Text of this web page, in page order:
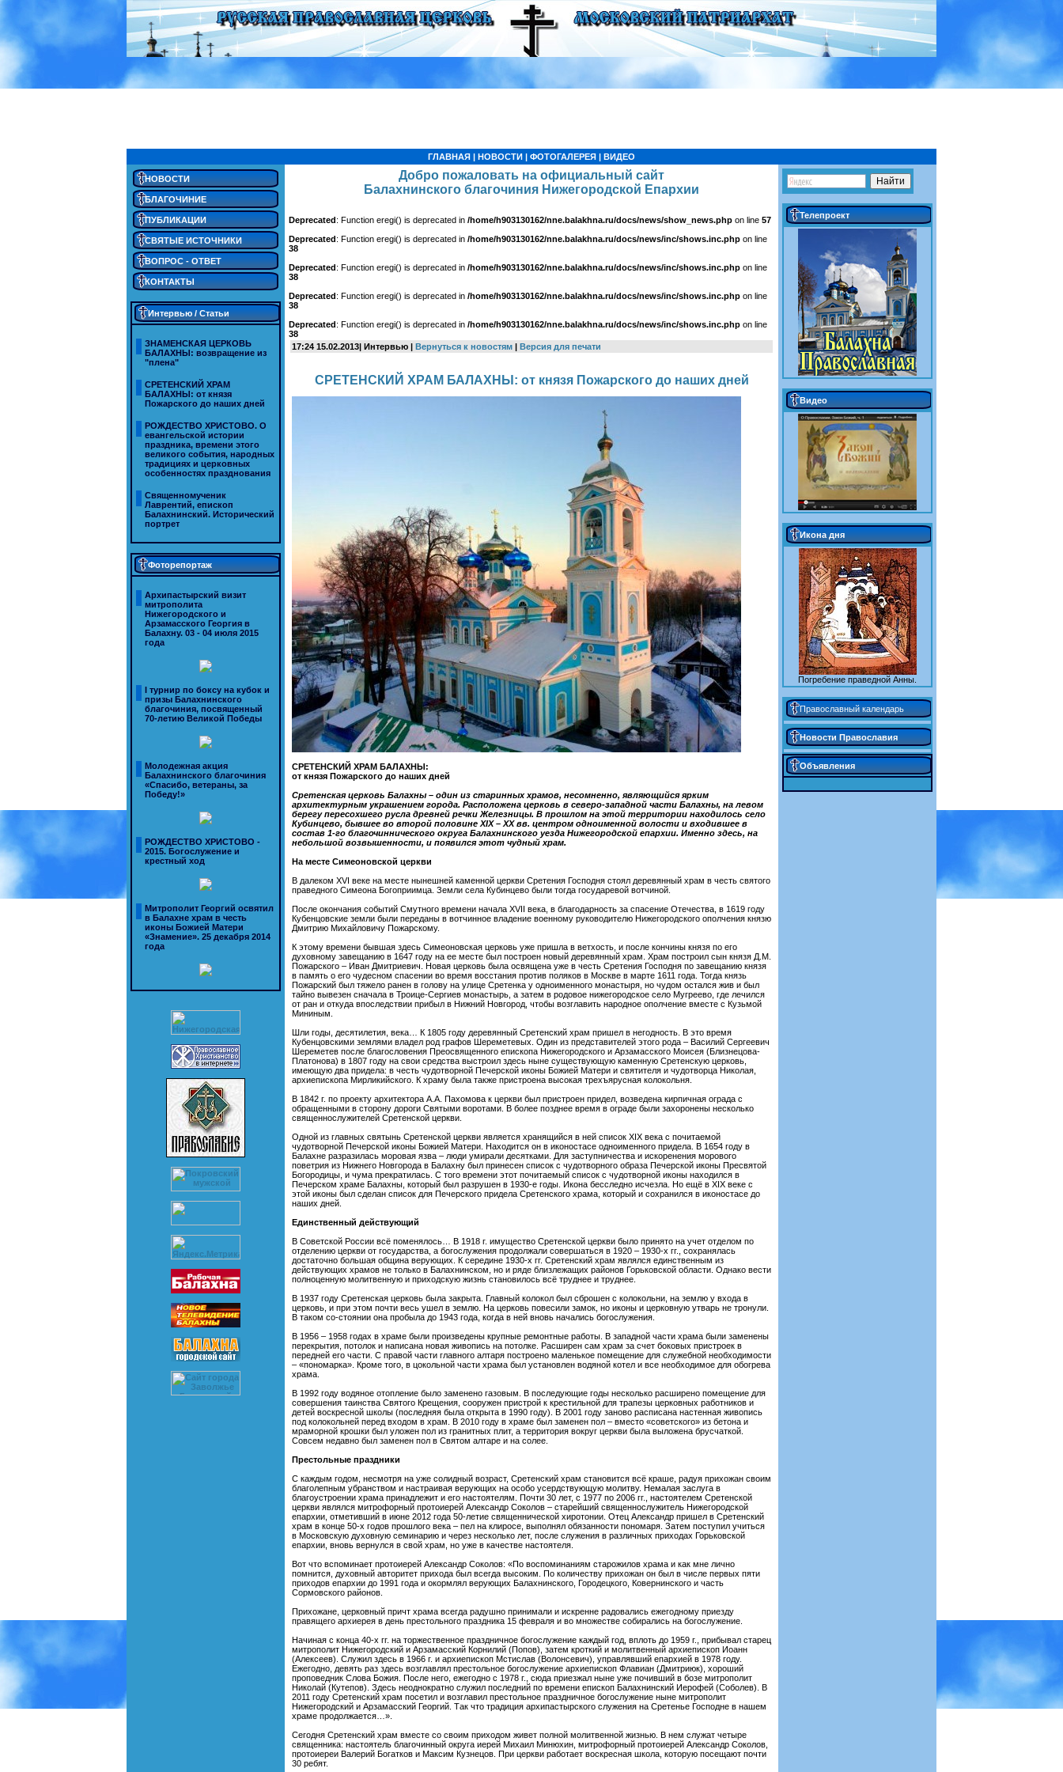
ГЛАВНАЯ | НОВОСТИ | ФОТОГАЛЕРЕЯ | ВИДЕО
НОВОСТИ
БЛАГОЧИНИЕ
ПУБЛИКАЦИИ
СВЯТЫЕ ИСТОЧНИКИ
ВОПРОС - ОТВЕТ
КОНТАКТЫ
Интервью / Статьи
ЗНАМЕНСКАЯ ЦЕРКОВЬ
БАЛАХНЫ: возвращение из
"плена"
СРЕТЕНСКИЙ ХРАМ
БАЛАХНЫ: от князя
Пожарского до наших дней
РОЖДЕСТВО ХРИСТОВО. О
евангельской истории
праздника, времени этого
великого события, народных
традициях и церковных
особенностях празднования
Священномученик
Лаврентий, епископ
Балахнинский. Исторический
портрет
Фоторепортаж
Архипастырский визит
митрополита
Нижегородского и
Арзамасского Георгия в
Балахну. 03 - 04 июля 2015
года
I турнир по боксу на кубок и
призы Балахнинского
благочиния, посвященный
70-летию Великой Победы
Молодежная акция
Балахнинского благочиния
«Спасибо, ветераны, за
Победу!»
РОЖДЕСТВО ХРИСТОВО -
2015. Богослужение и
крестный ход
Митрополит Георгий освятил
в Балахне храм в честь
иконы Божией Матери
«Знамение». 25 декабря 2014
года
Добро пожаловать на официальный сайт
Балахнинского благочиния Нижегородской Епархии
Deprecated: Function eregi() is deprecated in /home/h903130162/nne.balakhna.ru/docs/news/show_news.php on line 57
Deprecated: Function eregi() is deprecated in /home/h903130162/nne.balakhna.ru/docs/news/inc/shows.inc.php on line
38
Deprecated: Function eregi() is deprecated in /home/h903130162/nne.balakhna.ru/docs/news/inc/shows.inc.php on line
38
Deprecated: Function eregi() is deprecated in /home/h903130162/nne.balakhna.ru/docs/news/inc/shows.inc.php on line
38
Deprecated: Function eregi() is deprecated in /home/h903130162/nne.balakhna.ru/docs/news/inc/shows.inc.php on line
38
17:24 15.02.2013| Интервью | Вернуться к новостям | Версия для печати
СРЕТЕНСКИЙ ХРАМ БАЛАХНЫ: от князя Пожарского до наших дней
СРЕТЕНСКИЙ ХРАМ БАЛАХНЫ:
от князя Пожарского до наших дней
Сретенская церковь Балахны – один из старинных храмов, несомненно, являющийся ярким
архитектурным украшением города. Расположена церковь в северо-западной части Балахны, на левом
берегу пересохшего русла древней речки Железницы. В прошлом на этой территории находилось село
Кубинцево, бывшее во второй половине XIX – ХХ вв. центром одноименной волости и входившее в
состав 1-го благочиннического округа Балахнинского уезда Нижегородской епархии. Именно здесь, на
небольшой возвышенности, и появился этот чудный храм.
На месте Симеоновской церкви
В далеком XVI веке на месте нынешней каменной церкви Сретения Господня стоял деревянный храм в честь святого
праведного Симеона Богоприимца. Земли села Кубинцево были тогда государевой вотчиной.
После окончания событий Смутного времени начала XVII века, в благодарность за спасение Отечества, в 1619 году
Кубенцовские земли были переданы в вотчинное владение военному руководителю Нижегородского ополчения князю
Дмитрию Михайловичу Пожарскому.
К этому времени бывшая здесь Симеоновская церковь уже пришла в ветхость, и после кончины князя по его
духовному завещанию в 1647 году на ее месте был построен новый деревянный храм. Храм построил сын князя Д.М.
Пожарского – Иван Дмитриевич. Новая церковь была освящена уже в честь Сретения Господня по завещанию князя
в память о его чудесном спасении во время восстания против поляков в Москве в марте 1611 года. Тогда князь
Пожарский был тяжело ранен в голову на улице Сретенка у одноименного монастыря, но чудом остался жив и был
тайно вывезен сначала в Троице-Сергиев монастырь, а затем в родовое нижегородское село Мугреево, где лечился
от ран и откуда впоследствии прибыл в Нижний Новгород, чтобы возглавить народное ополчение вместе с Кузьмой
Мининым.
Шли годы, десятилетия, века… К 1805 году деревянный Сретенский храм пришел в негодность. В это время
Кубенцовскими землями владел род графов Шереметевых. Один из представителей этого рода – Василий Сергеевич
Шереметев после благословения Преосвященного епископа Нижегородского и Арзамасского Моисея (Близнецова-
Платонова) в 1807 году на свои средства выстроил здесь ныне существующую каменную Сретенскую церковь,
имеющую два придела: в честь чудотворной Печерской иконы Божией Матери и святителя и чудотворца Николая,
архиепископа Мирликийского. К храму была также пристроена высокая трехъярусная колокольня.
В 1842 г. по проекту архитектора А.А. Пахомова к церкви был пристроен придел, возведена кирпичная ограда с
обращенными в сторону дороги Святыми воротами. В более позднее время в ограде были захоронены несколько
священнослужителей Сретенской церкви.
Одной из главных святынь Сретенской церкви является хранящийся в ней список XIX века с почитаемой
чудотворной Печерской иконы Божией Матери. Находится он в иконостасе одноименного придела. В 1654 году в
Балахне разразилась моровая язва – люди умирали десятками. Для заступничества и искоренения морового
поветрия из Нижнего Новгорода в Балахну был принесен список с чудотворного образа Печерской иконы Пресвятой
Богородицы, и чума прекратилась. С того времени этот почитаемый список с чудотворной иконы находился в
Печерском храме Балахны, который был разрушен в 1930-е годы. Икона бесследно исчезла. Но ещё в XIX веке с
этой иконы был сделан список для Печерского придела Сретенского храма, который и сохранился в иконостасе до
наших дней.
Единственный действующий
В Советской России всё поменялось… В 1918 г. имущество Сретенской церкви было принято на учет отделом по
отделению церкви от государства, а богослужения продолжали совершаться в 1920 – 1930-х гг., сохранялась
достаточно большая община верующих. К середине 1930-х гг. Сретенский храм являлся единственным из
действующих храмов не только в Балахнинском, но и ряде близлежащих районов Горьковской области. Однако вести
полноценную молитвенную и приходскую жизнь становилось всё труднее и труднее.
В 1937 году Сретенская церковь была закрыта. Главный колокол был сброшен с колокольни, на землю у входа в
церковь, и при этом почти весь ушел в землю. На церковь повесили замок, но иконы и церковную утварь не тронули.
В таком со-стоянии она пробыла до 1943 года, когда в ней вновь начались богослужения.
В 1956 – 1958 годах в храме были произведены крупные ремонтные работы. В западной части храма были заменены
перекрытия, потолок и написана новая живопись на потолке. Расширен сам храм за счет боковых пристроек в
передней его части. С правой части главного алтаря построено маленькое помещение для служебной необходимости
– «пономарка». Кроме того, в цокольной части храма был установлен водяной котел и все необходимое для обогрева
храма.
В 1992 году водяное отопление было заменено газовым. В последующие годы несколько расширено помещение для
совершения таинства Святого Крещения, сооружен пристрой к крестильной для трапезы церковных работников и
детей воскресной школы (последняя была открыта в 1990 году). В 2001 году заново расписана настенная живопись
под колокольней перед входом в храм. В 2010 году в храме был заменен пол – вместо «советского» из бетона и
мраморной крошки был уложен пол из гранитных плит, а территория вокруг церкви была выложена брусчаткой.
Совсем недавно был заменен пол в Святом алтаре и на солее.
Престольные праздники
С каждым годом, несмотря на уже солидный возраст, Сретенский храм становится всё краше, радуя прихожан своим
благолепным убранством и настраивая верующих на особо усердствующую молитву. Немалая заслуга в
благоустроении храма принадлежит и его настоятелям. Почти 30 лет, с 1977 по 2006 гг., настоятелем Сретенской
церкви являлся митрофорный протоиерей Александр Соколов – старейший священнослужитель Нижегородской
епархии, отметивший в июне 2012 года 50-летие священнической хиротонии. Отец Александр пришел в Сретенский
храм в конце 50-х годов прошлого века – пел на клиросе, выполнял обязанности пономаря. Затем поступил учиться
в Московскую духовную семинарию и через несколько лет, после служения в различных приходах Горьковской
епархии, вновь вернулся в свой храм, но уже в качестве настоятеля.
Вот что вспоминает протоиерей Александр Соколов: «По воспоминаниям старожилов храма и как мне лично
помнится, духовный авторитет прихода был всегда высоким. По количеству прихожан он был в числе первых пяти
приходов епархии до 1991 года и окормлял верующих Балахнинского, Городецкого, Ковернинского и часть
Сормовского районов.
Прихожане, церковный причт храма всегда радушно принимали и искренне радовались ежегодному приезду
правящего архиерея в день престольного праздника 15 февраля и во множестве собирались на богослужение.
Начиная с конца 40-х гг. на торжественное праздничное богослужение каждый год, вплоть до 1959 г., прибывал старец
митрополит Нижегородский и Арзамасский Корнилий (Попов), затем кроткий и молитвенный архиепископ Иоанн
(Алексеев). Служил здесь в 1966 г. и архиепископ Мстислав (Волонсевич), управлявший епархией в 1978 году.
Ежегодно, девять раз здесь возглавлял престольное богослужение архиепископ Флавиан (Дмитриюк), хороший
проповедник Слова Божия. После него, ежегодно с 1978 г., сюда приезжал ныне уже почивший в бозе митрополит
Николай (Кутепов). Здесь неоднократно служил последний по времени епископ Балахнинский Иерофей (Соболев). В
2011 году Сретенский храм посетил и возглавил престольное праздничное богослужение ныне митрополит
Нижегородский и Арзамасский Георгий. Так что традиция архипастырского служения на Сретенье Господне в нашем
храме продолжается…».
Сегодня Сретенский храм вместе со своим приходом живет полной молитвенной жизнью. В нем служат четыре
священника: настоятель благочинный округа иерей Михаил Минюхин, митрофорный протоиерей Александр Соколов,
протоиереи Валерий Богатков и Максим Кузнецов. При церкви работает воскресная школа, которую посещают почти
30 ребят.
Телепроект
Видео
Икона дня
Погребение праведной Анны.
Православный календарь
Новости Православия
Объявления